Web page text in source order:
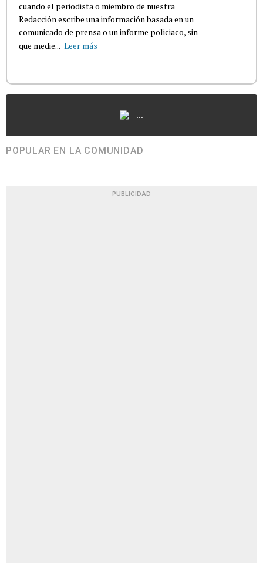
cuando el periodista o miembro de nuestra
Redacción escribe una información basada en un
comunicado de prensa o un informe policiaco, sin
que medie... Leer más
...
POPULAR EN LA COMUNIDAD
PUBLICIDAD